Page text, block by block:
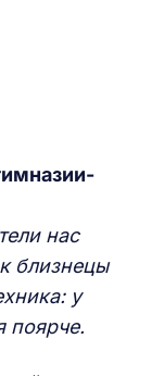
нас
близнецы
у
поярче.